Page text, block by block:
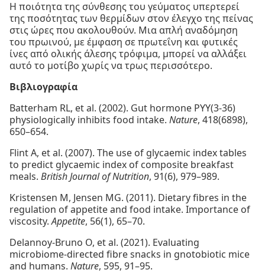
Η ποιότητα της σύνθεσης του γεύματος υπερτερεί
της ποσότητας των θερμίδων στον έλεγχο της πείνας
στις ώρες που ακολουθούν. Μια απλή αναδόμηση
του πρωινού, με έμφαση σε πρωτεΐνη και φυτικές
ίνες από ολικής άλεσης τρόφιμα, μπορεί να αλλάξει
αυτό το μοτίβο χωρίς να τρως περισσότερο.
Βιβλιογραφία
Batterham RL, et al. (2002). Gut hormone PYY(3-36)
physiologically inhibits food intake. Nature, 418(6898),
650–654.
Flint A, et al. (2007). The use of glycaemic index tables
to predict glycaemic index of composite breakfast
meals. British Journal of Nutrition, 91(6), 979–989.
Kristensen M, Jensen MG. (2011). Dietary fibres in the
regulation of appetite and food intake. Importance of
viscosity.Appetite, 56(1), 65–70.
Delannoy-Bruno O, et al. (2021). Evaluating
microbiome-directed fibre snacks in gnotobiotic mice
and humans. Nature, 595, 91–95.